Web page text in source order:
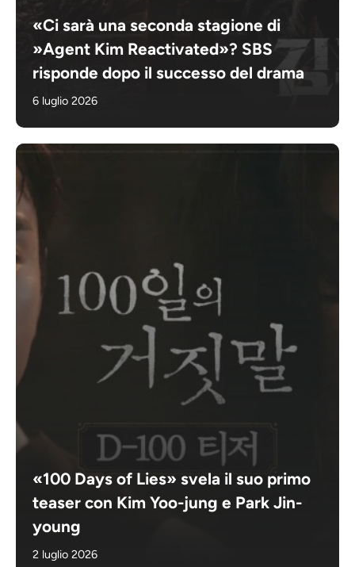
«Ci sarà una seconda stagione di
»Agent Kim Reactivated»? SBS
risponde dopo il successo del drama
6 luglio 2026
«100 Days of Lies» svela il suo primo
teaser con Kim Yoo-jung e Park Jin-
young
2 luglio 2026